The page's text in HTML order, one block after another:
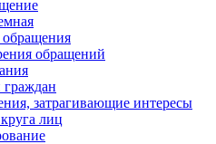
обращения
обращений
затрагивающие интересы
лиц